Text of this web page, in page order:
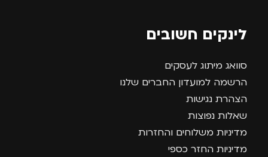
לינקים חשובים
סוואג מיתוג לעסקים
הרשמה למועדון החברים שלנו
הצהרת נגישות
שאלות נפוצות
מדיניות משלוחים והחזרות
מדיניות החזר כספי